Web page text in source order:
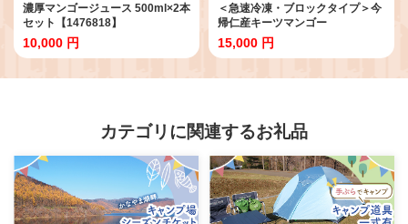
濃厚マンゴージュース 500ml×2本
セット【1476818】
10,000 円
＜急速冷凍・ブロックタイプ＞今
帰仁産キーツマンゴー
800g(400g×2パック)
【1483934】
15,000 円
カテゴリに関連するお礼品